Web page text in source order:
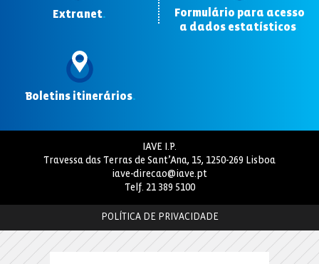
Extranet.
Formulário para acesso
a dados estatísticos
Boletins itinerários.
IAVE I.P.
Travessa das Terras de Sant’Ana, 15, 1250-269 Lisboa
iave-direcao@iave.pt
Telf. 21 389 5100
POLÍTICA DE PRIVACIDADE